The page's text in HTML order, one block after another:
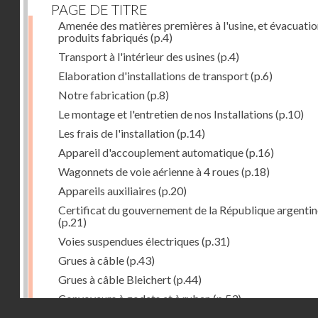
PAGE DE TITRE
Amenée des matières premières à l'usine, et
produits fabriqués (p.4)
Transport à l'intérieur des usines (p.4)
Elaboration d'installations de transport(p.6)
Notre fabrication(p.8)
Le montage et l'entretien de nos Installations (p.10)
Les frais de l'installation(p.14)
Appareil d'accouplement automatique(p.16)
Wagonnets de voie aérienne à 4 roues (p.18)
Appareils auxiliaires (p.20)
Certificat du gouvernement de la République
(p.21)
Voies suspendues électriques (p.31)
Grues à câble(p.43)
Grues à câble Bleichert(p.44)
Convoyeurs à godets et à ruban(p.53)